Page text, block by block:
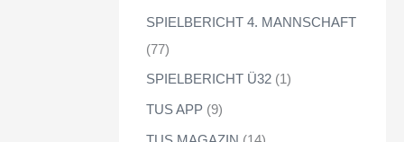
SPIELBERICHT 4. MANNSCHAFT
(77)
SPIELBERICHT Ü32 (1)
TUS APP (9)